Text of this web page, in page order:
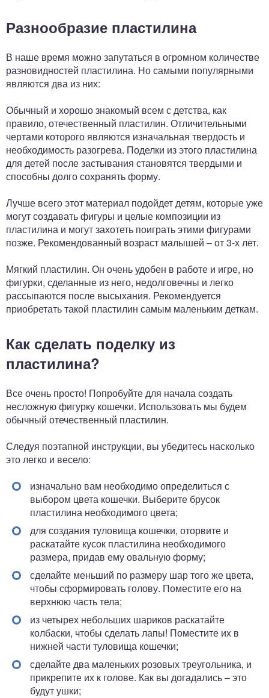
Разнообразие пластилина
В наше время можно запутаться в огромном количестве
разновидностей пластилина. Но самыми популярными
являются два из них:
Обычный и хорошо знакомый всем с детства, как
правило, отечественный пластилин. Отличительными
чертами которого являются изначальная твердость и
необходимость разогрева. Поделки из этого пластилина
для детей после застывания становятся твердыми и
способны долго сохранять форму.
Лучше всего этот материал подойдет детям, которые уже
могут создавать фигуры и целые композиции из
пластилина и могут захотеть поиграть этими фигурами
позже. Рекомендованный возраст малышей – от 3-х лет.
Мягкий пластилин. Он очень удобен в работе и игре, но
фигурки, сделанные из него, недолговечны и легко
рассыпаются после высыхания. Рекомендуется
приобретать такой пластилин самым маленьким деткам.
Как сделать поделку из
пластилина?
Все очень просто! Попробуйте для начала создать
несложную фигурку кошечки. Использовать мы будем
обычный отечественный пластилин.
Следуя поэтапной инструкции, вы убедитесь насколько
это легко и весело:
изначально вам необходимо определиться с
выбором цвета кошечки. Выберите брусок
пластилина необходимого цвета;
для создания туловища кошечки, оторвите и
раскатайте кусок пластилина необходимого
размера, придав ему овальную форму;
сделайте меньший по размеру шар того же цвета,
чтобы сформировать голову. Поместите его на
верхнюю часть тела;
из четырех небольших шариков раскатайте
колбаски, чтобы сделать лапы! Поместите их в
нижней части туловища кошечки;
сделайте два маленьких розовых треугольника, и
прикрепите их к голове. Как вы догадались – это
будут ушки;